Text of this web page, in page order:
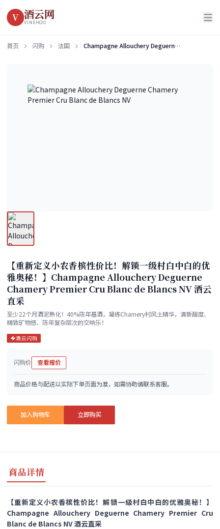
V 酒云网
VINEHOO
首页 闪购 法国 Champagne Allouchery Deguerne Chamery Premier Cru Blanc de Blancs NV
【重新定义小农香槟性价比！解锁一级村白中白的优
雅奥秘！】Champagne Allouchery Deguerne
Chamery Premier Cru Blanc de Blancs NV 酒云
直采
至少22个月酒泥熟化！40%陈年基酒，凝练Chamery村风土精华，清新酸度、
精致矿物感、陈年复杂层次的交响乐！
酒云闪购
闪购价 查看报价
商品价格与配送以实际下单页面为准，如需协助请联系客服。
加入购物车 立即购买
商品详情
【重新定义小农香槟性价比！解锁一级村白中白的优雅奥秘！】
Champagne Allouchery Deguerne Chamery Premier Cru
Blanc de Blancs NV 酒云直采